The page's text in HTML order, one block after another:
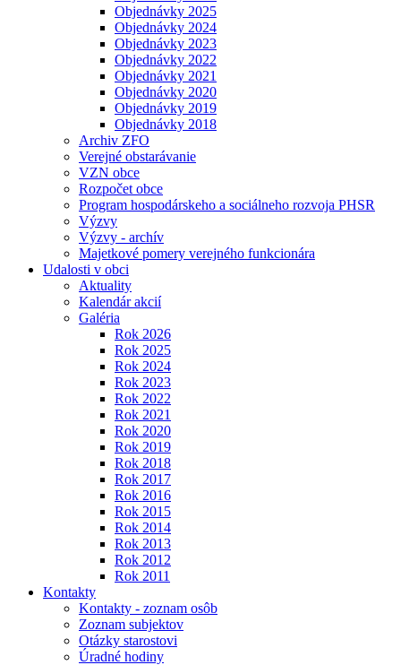
Objednávky 2025
Objednávky 2024
Objednávky 2023
Objednávky 2022
Objednávky 2021
Objednávky 2020
Objednávky 2019
Objednávky 2018
Archiv ZFO
Verejné obstarávanie
VZN obce
Rozpočet obce
Program hospodárskeho a sociálneho rozvoja PHSR
Výzvy
Výzvy - archív
Majetkové pomery verejného funkcionára
Udalosti v obci
Aktuality
Kalendár akcií
Galéria
Rok 2026
Rok 2025
Rok 2024
Rok 2023
Rok 2022
Rok 2021
Rok 2020
Rok 2019
Rok 2018
Rok 2017
Rok 2016
Rok 2015
Rok 2014
Rok 2013
Rok 2012
Rok 2011
Kontakty
Kontakty - zoznam osôb
Zoznam subjektov
Otázky starostovi
Úradné hodiny